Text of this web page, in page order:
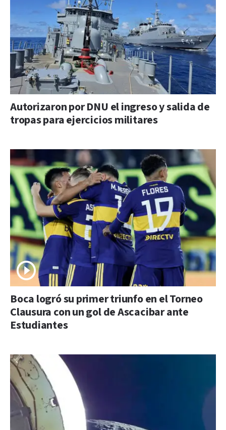
Autorizaron por DNU el ingreso y salida de
tropas para ejercicios militares
Boca logró su primer triunfo en el Torneo
Clausura con un gol de Ascacibar ante
Estudiantes